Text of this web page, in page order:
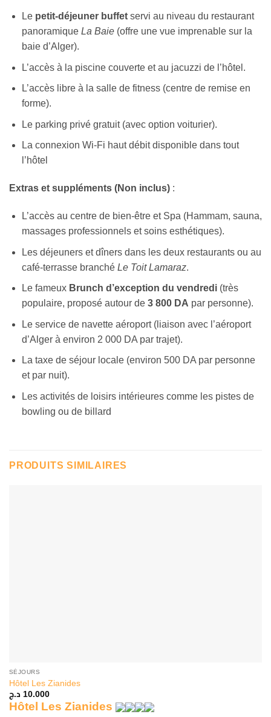
Le petit-déjeuner buffetservi au niveau du restaurant
panoramique La Baie(offre une vue imprenable sur la
baie d’Alger).
L’accès à la piscine couverte et au jacuzzi de l’hôtel.
L’accès libre à la salle de fitness (centre de remise en
forme).
Le parking privé gratuit (avec option voiturier).
La connexion Wi-Fi haut débit disponible dans tout
l’hôtel
Extras et suppléments (Non inclus) :
L’accès au centre de bien-être et Spa (Hammam, sauna,
massages professionnels et soins esthétiques).
Les déjeuners et dîners dans les deux restaurants ou au
café-terrasse branché Le Toit Lamaraz.
Le fameux Brunch d’exception du vendredi(très
populaire, proposé autour de 3 800 DA par personne).
Le service de navette aéroport (liaison avec l’aéroport
d’Alger à environ 2 000 DA par trajet).
La taxe de séjour locale (environ 500 DA par personne
et par nuit).
Les activités de loisirs intérieures comme les pistes de
bowling ou de billard
PRODUITS SIMILAIRES
SÉJOURS
Hôtel Les Zianides
10.000 د.ج
Hôtel Les Zianides